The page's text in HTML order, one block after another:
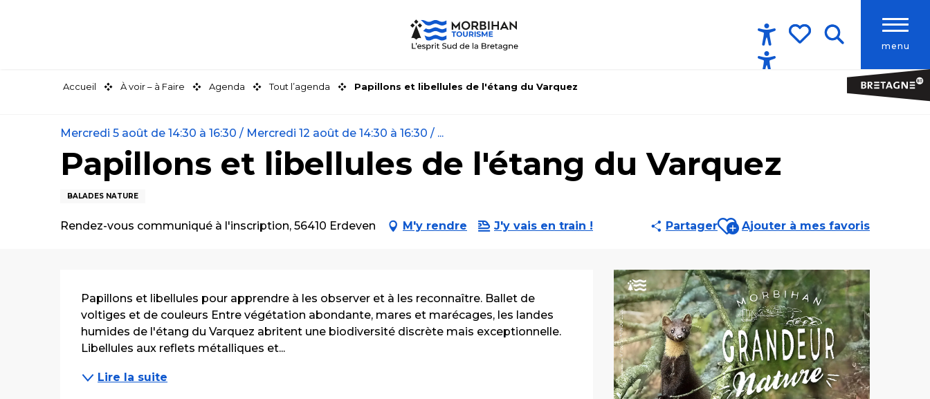
menu
Accessibilité
Accueil À voir – à Faire Agenda Tout l’agenda Papillons et libellules de l'étang du Varquez
Mercredi 5 août de 14:30 à 16:30 / Mercredi 12 août de 14:30 à 16:30 / ...
Papillons et libellules de l'étang du Varquez
BALADES NATURE
Rendez-vous communiqué à l'inscription, 56410 Erdeven M'y rendre J'y vais en train ! PartagerAjouter aux favoris
Ajouter à mes favoris
Description
Papillons et libellules pour apprendre à les observer et à les reconnaître. Ballet de
voltiges et de couleurs Entre végétation abondante, mares et marécages, les landes
humides de l'étang du Varquez abritent une biodiversité discrète mais exceptionnelle.
Libellules aux reflets métalliques et...
Lire la suite